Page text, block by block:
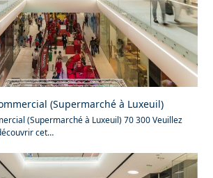
(Supermarché à Luxeuil)
(Supermarché à Luxeuil) 70 300 Veuillez
cet…